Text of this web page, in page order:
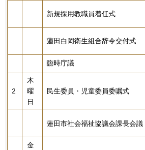
新規採用教職員着任式
蓮田白岡衛生組合辞令交付式
臨時庁議
2
木
曜
日
民生委員・児童委員委嘱式
蓮田市社会福祉協議会課長会議
金